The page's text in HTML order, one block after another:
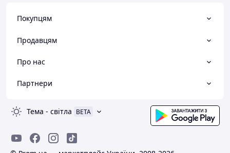
Покупцям
Продавцям
Про нас
Партнери
Тема - світла BETA